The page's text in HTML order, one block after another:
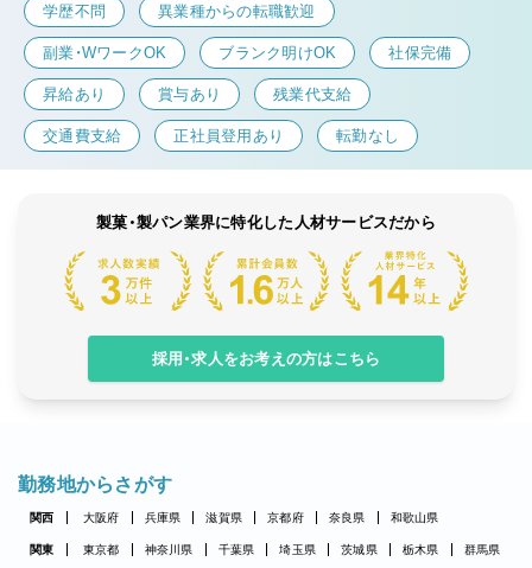
学歴不問 異業種からの転職歓迎
副業・WワークOK ブランク明けOK 社保完備
昇給あり 賞与あり 残業代支給
交通費支給 正社員登用あり 転勤なし
製菓・製パン業界に特化した人材サービスだから
採用・求人をお考えの方はこちら
勤務地からさがす
関西 大阪府 兵庫県 滋賀県 京都府 奈良県 和歌山県
関東 東京都 神奈川県 千葉県 埼玉県 茨城県 栃木県 群馬県